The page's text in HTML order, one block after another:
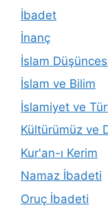
İbadet
İnanç
İslam
İslam ve Bilim
İslamiyet ve
Kültürümüz ve
Kur'an-ı Kerim
Namaz İbadeti
Oruç İbadeti